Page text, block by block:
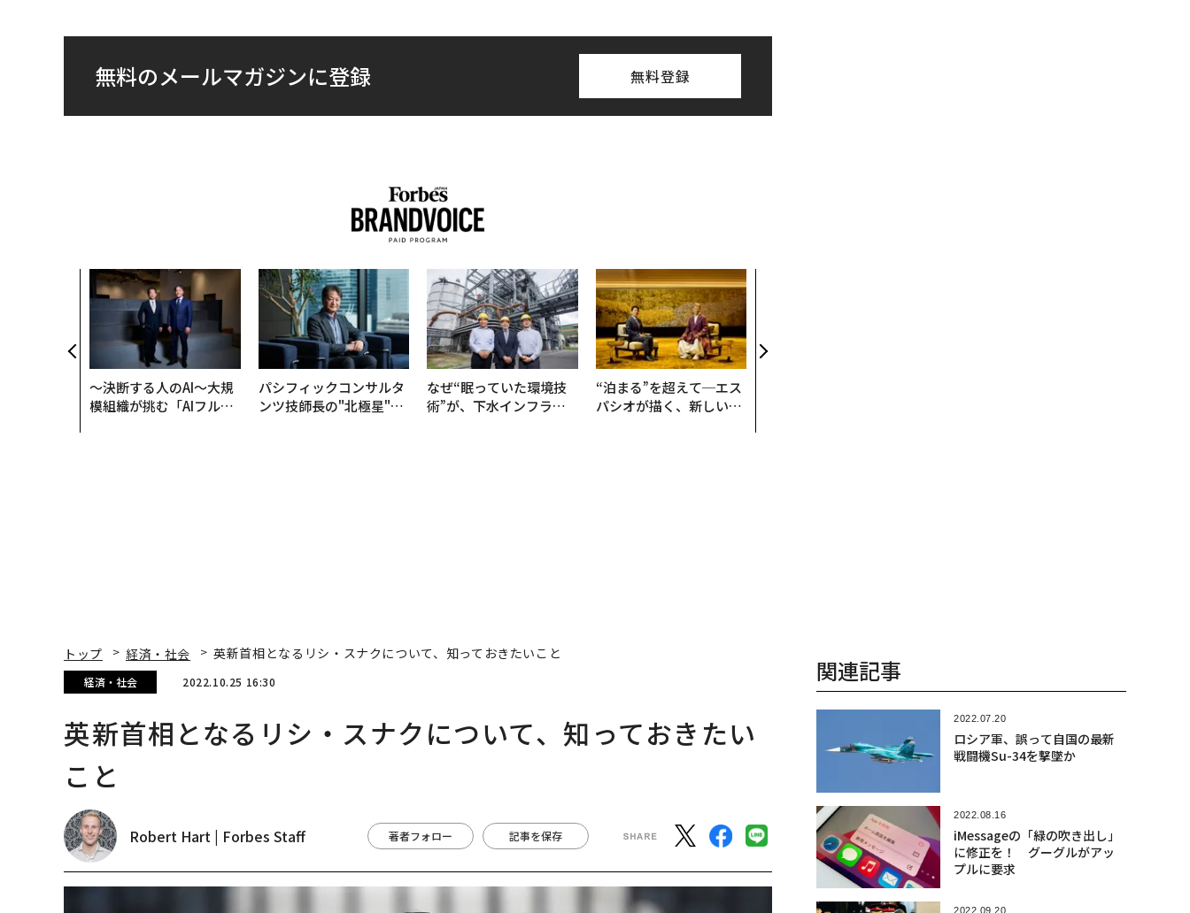
無料のメールマガジンに登録 無料登録
〜決断する人のAI〜大規
模組織が挑む「AIフル実
パシフィックコンサルタ
ンツ技師長の"北極星"。
なぜ“眠っていた環境技
術”が、下水インフラを
“泊まる”を超えて─エス
パシオが描く、新しい日
を徹底する理由
トップ 経済・社会 英新首相となるリシ・スナクについて、知っておきたいこと
経済・社会 2022.10.25 16:30
英新首相となるリシ・スナクについて、知っておきたい
こと
Robert Hart | Forbes Staff 著者フォロー 記事を保存
関連記事
2022.07.20
ロシア軍、誤って自国の最新
戦闘機Su-34を撃墜か
2022.08.16
iMessageの「緑の吹き出し」
に修正を！ グーグルがアッ
プルに要求
2022.09.20